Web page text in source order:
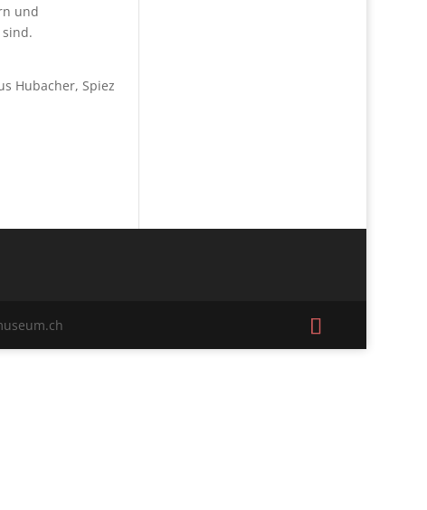
und
Hubacher, Spiez